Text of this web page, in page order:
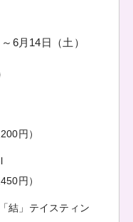
6月14日（土）
円）
円）
結」テイスティン